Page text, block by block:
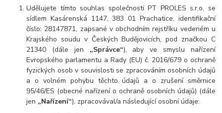
Udělujete tímto souhlas společnosti PT PROLES s.r.o, se
sídlem Kasárenská 1147, 383 01 Prachatice, identifikační
číslo: 28147871, zapsané v obchodním rejstříku vedeném u
Krajského soudu v Českých Budějovicích, pod značkou C
21340 (dále jen „Správce“), aby ve smyslu nařízení
Evropského parlamentu a Rady (EU) č. 2016/679 o ochraně
fyzických osob v souvislosti se zpracováním osobních údajů
a o volném pohybu těchto údajů a o zrušení směrnice
95/46/ES (obecné nařízení o ochraně osobních údajů) (dále
jen „Nařízení“), zpracovával/a následující osobní údaje: